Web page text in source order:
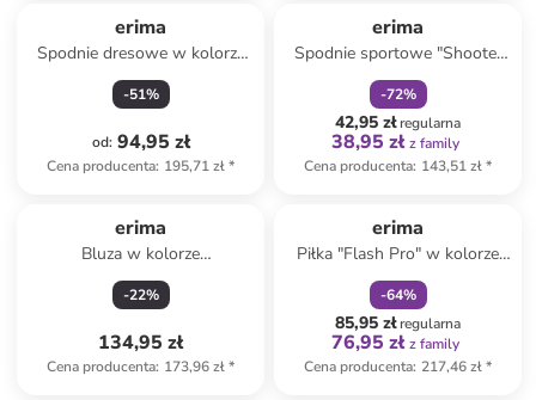
erima
Spodnie dresowe w kolorze
szarym
-51%
od: 94,95 zł
Cena producenta: 195,71 zł*
erima
Spodnie sportowe "Shooter
2.0" w kolorze czarnym
-72%
42,95 złregularna
38,95 zł z family
Cena producenta: 143,51 zł*
erima
Bluza w kolorze
szarobrązowym
-22%
134,95 zł
Cena producenta: 173,96 zł*
erima
Piłka "Flash Pro" w kolorze
granatowo-zielono-różowym
do piłki ręcznej
-64%
85,95 złregularna
76,95 zł z family
Cena producenta: 217,46 zł*